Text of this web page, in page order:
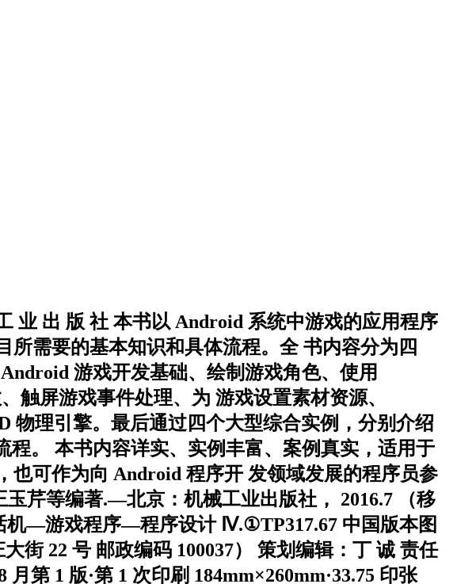
业 出 版 社 本书以 Android 系统中游戏的应用程序
需要的基本知识和具体流程。全 书内容分为四
游戏开发基础、绘制游戏角色、使用
触屏游戏事件处理、为 游戏设置素材资源、
物理引擎。最后通过四个大型综合实例，分别介绍
。 本书内容详实、实例丰富、案例真实，适用于
也可作为向 Android 程序开 发领域发展的程序员参
芹等编著.—北京：机械工业出版社， 2016.7 （移
―游戏程序―程序设计 Ⅳ.①TP317.67 中国版本图
街 22 号 邮政编码 100037） 策划编辑：丁 诚 责任
第 1 版·第 1 次印刷 184mm×260mm·33.75 印张